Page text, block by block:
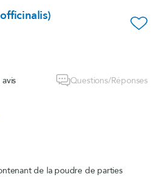
favorite_border
avis Questions/Réponses
de la poudre de parties